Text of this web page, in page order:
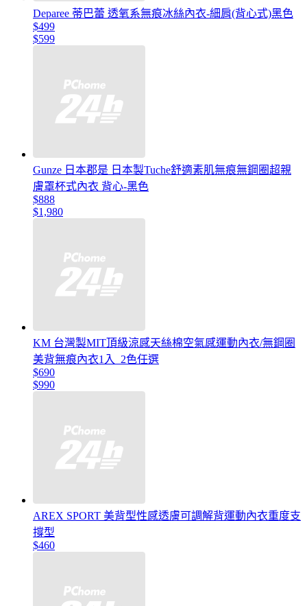
Deparee 蒂巴蕾 透氧系無痕冰絲內衣-細肩(背心式)黑色
$499
$599
Gunze 日本郡是 日本製Tuche舒適素肌無痕無鋼圈超親
膚罩杯式內衣 背心-黑色
$888
$1,980
KM 台灣製MIT頂級涼感天絲棉空氣感運動內衣/無鋼圈
美背無痕內衣1入_2色任選
$690
$990
AREX SPORT 美背型性感透膚可調解背運動內衣重度支
撐型
$460